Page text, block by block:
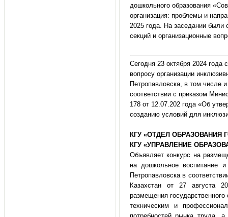
дошкольного образования
организация: проблемы и
2025 года. На заседании
секций и организационные
Сегодня 23 октября 2024 года
вопросу организации
Петропавловска, в том числе
соответствии с приказом
178 от 12.07.202 года «Об
созданию условий для
КГУ «ОТДЕЛ ОБРАЗОВАНИЯ
КГУ «УПРАВЛЕНИЕ
Объявляет конкурс на
на дошкольное воспитание
Петропавловска в
Казахстан от 27
размещения государственного
техническим и